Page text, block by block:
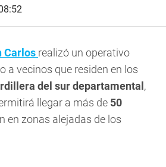
Carlos realizó un operativo
a vecinos que residen en los
del sur departamental ,
llegar a más de 50
en zonas alejadas de los